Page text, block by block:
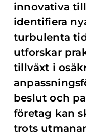
innovativa
identifiera
turbulenta
utforskar
tillväxt i
beslut och
företag kan
trots